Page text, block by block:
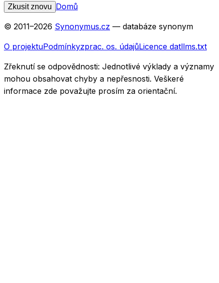
Zkusit znovu Domů
© 2011–2026 Synonymus.cz — databáze synonym
O projektuPodmínkyzprac. os. údajůLicence datllms.txt
Zřeknutí se odpovědnosti: Jednotlivé výklady a významy
mohou obsahovat chyby a nepřesnosti. Veškeré
informace zde považujte prosím za orientační.